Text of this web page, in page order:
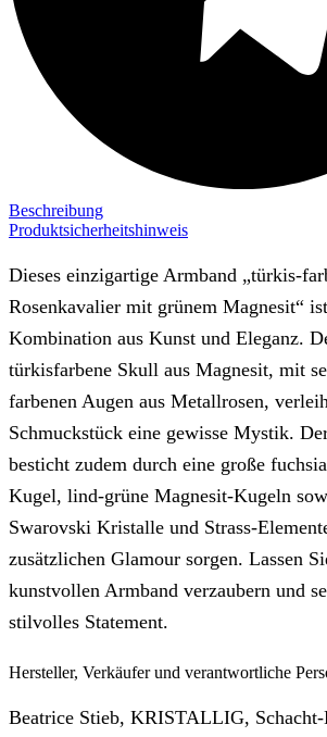
Beschreibung
Produktsicherheitshinweis
Dieses einzigartige Armband „türkis-
Rosenkavalier mit grünem Magnesit“
Kombination aus Kunst und Eleganz.
türkisfarbene Skull aus Magnesit, mit
farbenen Augen aus Metallrosen,
Schmuckstück eine gewisse Mystik.
besticht zudem durch eine große
Kugel, lind-grüne Magnesit-Kugeln
Swarovski Kristalle und Strass-
zusätzlichen Glamour sorgen. Lassen
kunstvollen Armband verzaubern und
stilvolles Statement.
Hersteller, Verkäufer und verantwortliche
Beatrice Stieb, KRISTALLIG,